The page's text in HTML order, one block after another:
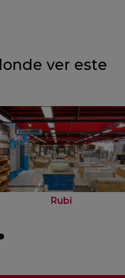
ver este
Rubí